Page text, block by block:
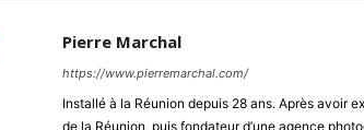
Pierre Marchal
https://www.pierremarchal.com/
Installé à la Réunion depuis 28 ans. Après avoir
de la Réunion, puis fondateur d’une agence